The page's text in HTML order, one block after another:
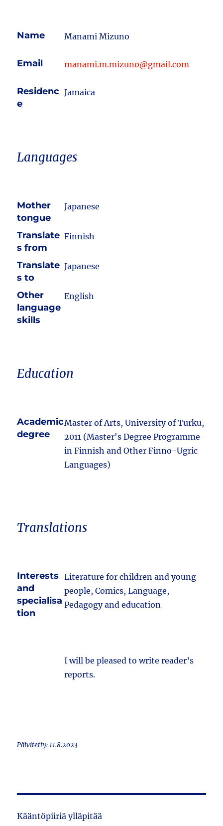
Name Manami Mizuno
Email manami.m.mizuno@gmail.com
Residenc
e
Jamaica
Languages
Mother
tongue
Japanese
Translate
s from
Finnish
Translate
s to
Japanese
Other
language
skills
English
Education
Academic
degree
Master of Arts, University of Turku,
2011 (Master's Degree Programme
in Finnish and Other Finno-Ugric
Languages)
Translations
Interests
and
specialisa
tion
Literature for children and young
people, Comics, Language,
Pedagogy and education
I will be pleased to write reader’s
reports.
Päivitetty: 11.8.2023
Kääntöpiiriä ylläpitää